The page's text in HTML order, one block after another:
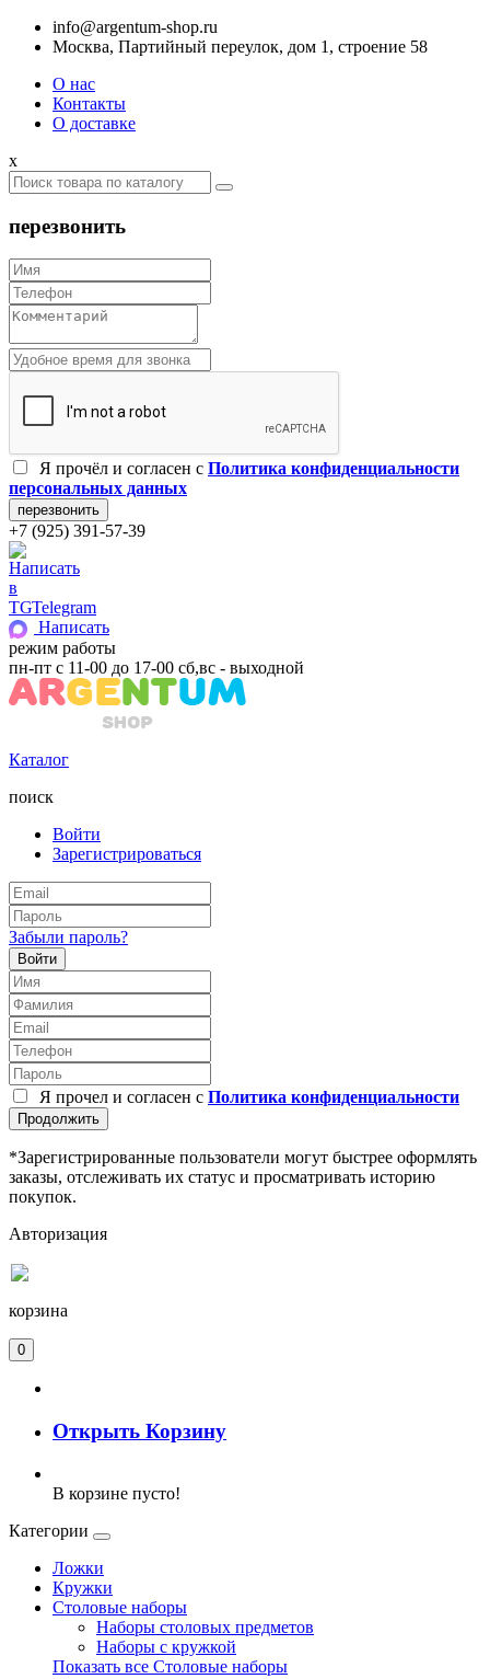
info@argentum-shop.ru
Москва, Партийный переулок, дом 1, строение 58
О нас
Контакты
О доставке
x
перезвонить
Я прочёл и согласен c Политика конфиденциальности
персональных данных
+7 (925) 391-57-39
Telegram
Написать
режим работы
пн-пт с 11-00 до 17-00 сб,вс - выходной
Каталог
поиск
Войти
Зарегистрироваться
Забыли пароль?
Войти
Я прочел и согласен с Политика конфиденциальности
Продолжить
*Зарегистрированные пользователи могут быстрее оформлять
заказы, отслеживать их статус и просматривать историю
покупок.
Авторизация
корзина
0
Открыть Корзину
В корзине пусто!
Категории
Ложки
Кружки
Столовые наборы
Наборы столовых предметов
Наборы с кружкой
Показать все Столовые наборы